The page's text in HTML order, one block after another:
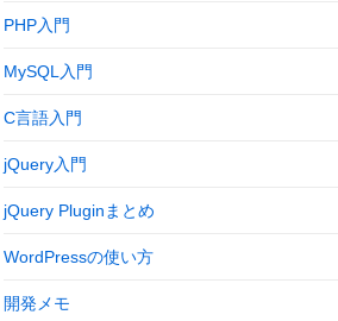
PHP入門
MySQL入門
C言語入門
jQuery入門
jQuery Pluginまとめ
WordPressの使い方
開発メモ